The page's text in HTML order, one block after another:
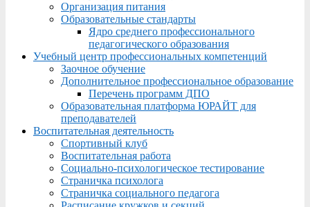
Организация питания
Образовательные стандарты
Ядро среднего профессионального
педагогического образования
Учебный центр профессиональных компетенций
Заочное обучение
Дополнительное профессиональное образование
Перечень программ ДПО
Образовательная платформа ЮРАЙТ для
преподавателей
Воспитательная деятельность
Спортивный клуб
Воспитательная работа
Социально-психологическое тестирование
Страничка психолога
Страничка социального педагога